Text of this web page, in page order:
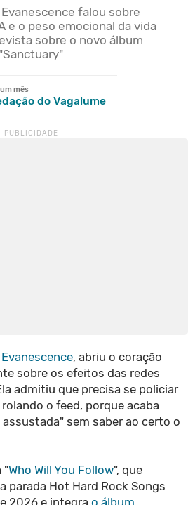
falou sobre
e o peso emocional da vida
sobre o novo álbum
"Sanctuary"
mês
do Vagalume
Evanescence, abriu o coração
sobre os efeitos das redes
admitiu que precisa se policiar
o feed, porque acaba
sem saber ao certo o
"Who Will You Follow", que
parada Hot Hard Rock Songs
2026 e integra o álbum